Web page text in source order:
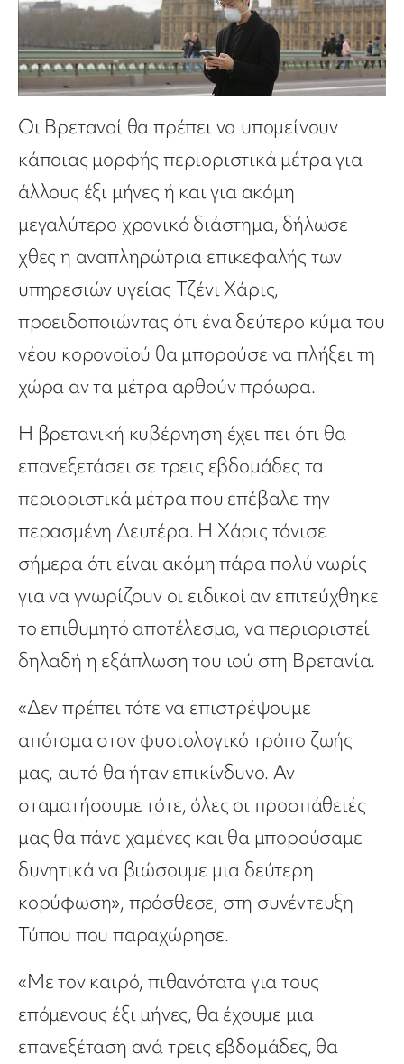
Οι Βρετανοί θα πρέπει να υπομείνουν
κάποιας μορφής περιοριστικά μέτρα για
άλλους έξι μήνες ή και για ακόμη
μεγαλύτερο χρονικό διάστημα, δήλωσε
χθες η αναπληρώτρια επικεφαλής των
υπηρεσιών υγείας Τζένι Χάρις,
προειδοποιώντας ότι ένα δεύτερο κύμα του
νέου κορονοϊού θα μπορούσε να πλήξει τη
χώρα αν τα μέτρα αρθούν πρόωρα.
Η βρετανική κυβέρνηση έχει πει ότι θα
επανεξετάσει σε τρεις εβδομάδες τα
περιοριστικά μέτρα που επέβαλε την
περασμένη Δευτέρα. Η Χάρις τόνισε
σήμερα ότι είναι ακόμη πάρα πολύ νωρίς
για να γνωρίζουν οι ειδικοί αν επιτεύχθηκε
το επιθυμητό αποτέλεσμα, να περιοριστεί
δηλαδή η εξάπλωση του ιού στη Βρετανία.
«Δεν πρέπει τότε να επιστρέψουμε
απότομα στον φυσιολογικό τρόπο ζωής
μας, αυτό θα ήταν επικίνδυνο. Αν
σταματήσουμε τότε, όλες οι προσπάθειές
μας θα πάνε χαμένες και θα μπορούσαμε
δυνητικά να βιώσουμε μια δεύτερη
κορύφωση», πρόσθεσε, στη συνέντευξη
Τύπου που παραχώρησε.
«Με τον καιρό, πιθανότατα για τους
επόμενους έξι μήνες, θα έχουμε μια
επανεξέταση ανά τρεις εβδομάδες, θα